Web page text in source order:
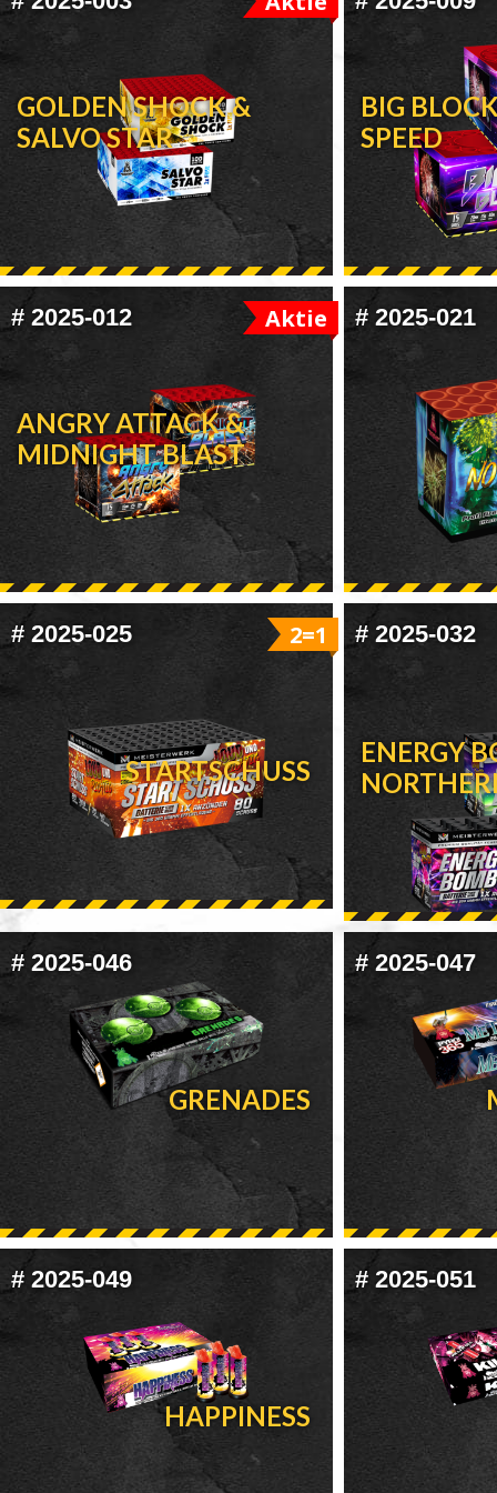
GOLDEN SHOCK &
SALVO STAR
BIG
SPEED
# 2025-012 Aktie
ANGRY ATTACK &
MIDNIGHT BLAST
# 2025-021
# 2025-025 2=1
STARTSCHUSS
# 2025-032
ENERGY
# 2025-046
GRENADES
# 2025-047
# 2025-049
HAPPINESS
# 2025-051